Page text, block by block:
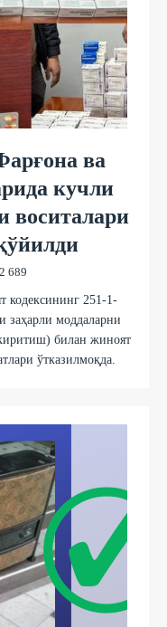
ва
кучли
воситалари
2 689
кодексининг 251-1-
заҳарли моддаларни
билан жиноят
ўтказилмоқда.